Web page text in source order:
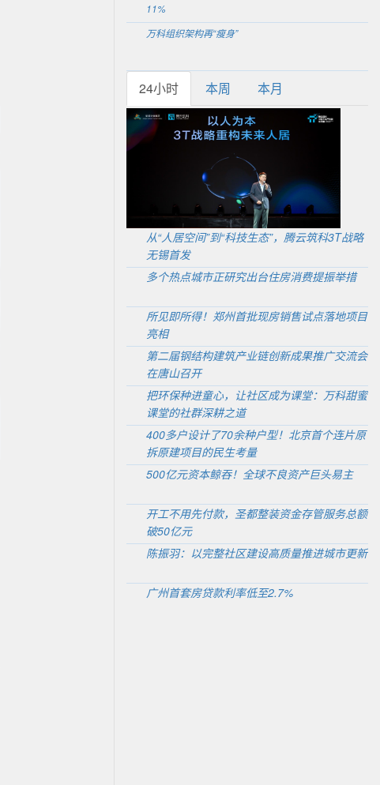
11%
万科组织架构再“瘦身”
24小时 本周 本月
从“人居空间”到“科技生态”，腾云筑科3T战略
无锡首发
多个热点城市正研究出台住房消费提振举措
所见即所得！郑州首批现房销售试点落地项目
亮相
第二届钢结构建筑产业链创新成果推广交流会
在唐山召开
把环保种进童心，让社区成为课堂：万科甜蜜
课堂的社群深耕之道
400多户设计了70余种户型！北京首个连片原
拆原建项目的民生考量
500亿元资本鲸吞！全球不良资产巨头易主
开工不用先付款，圣都整装资金存管服务总额
破50亿元
陈振羽：以完整社区建设高质量推进城市更新
广州首套房贷款利率低至2.7%